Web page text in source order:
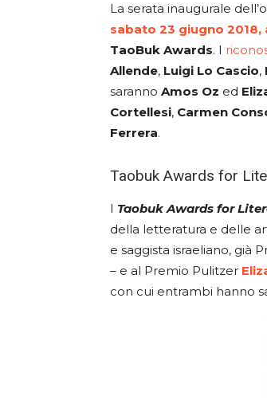
La serata inaugurale
sabato 23 giugno 2018,
TaoBuk Awards. I
Allende, Luigi Lo Cascio,
saranno Amos Oz ed
Cortellesi, Carmen
Ferrera.
Taobuk Awards for
I Taobuk Awards for
della letteratura e delle
e saggista israeliano, già
– e al Premio Pulitzer
con cui entrambi hanno